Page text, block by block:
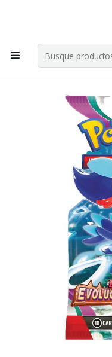
Por compras en cartas
Inicio Juegos de
Scarlet & Violet -